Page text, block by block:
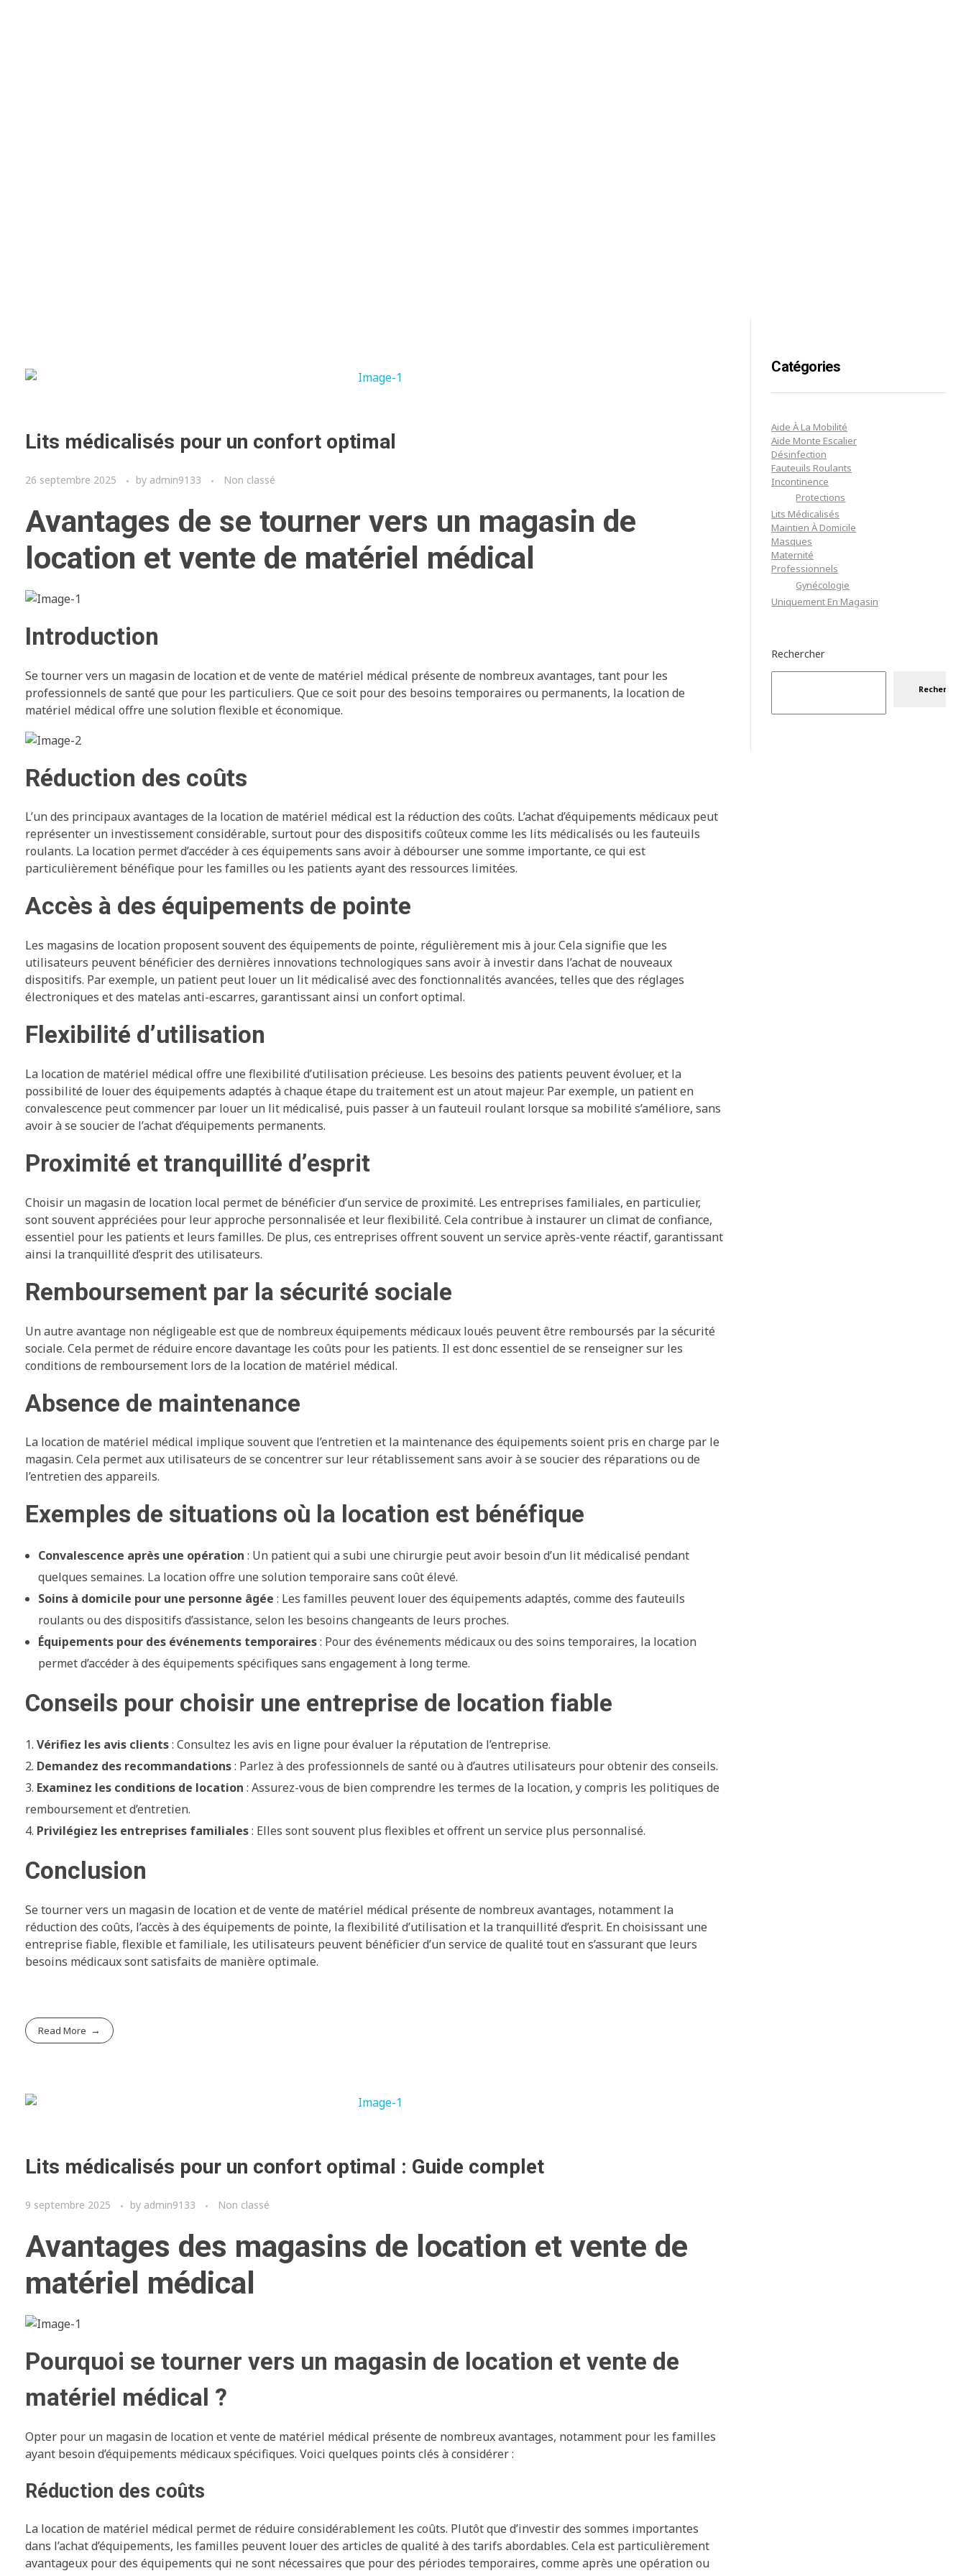
Lits médicalisés pour un confort optimal
26 septembre 2025 by admin9133 Non classé
Avantages de se tourner vers un magasin de
location et vente de matériel médical
Introduction
Se tourner vers un magasin de location et de vente de matériel médical présente de nombreux avantages, tant pour les
professionnels de santé que pour les particuliers. Que ce soit pour des besoins temporaires ou permanents, la location de
matériel médical offre une solution flexible et économique.
Réduction des coûts
L’un des principaux avantages de la location de matériel médical est la réduction des coûts. L’achat d’équipements médicaux peut
représenter un investissement considérable, surtout pour des dispositifs coûteux comme les lits médicalisés ou les fauteuils
roulants. La location permet d’accéder à ces équipements sans avoir à débourser une somme importante, ce qui est
particulièrement bénéfique pour les familles ou les patients ayant des ressources limitées.
Accès à des équipements de pointe
Les magasins de location proposent souvent des équipements de pointe, régulièrement mis à jour. Cela signifie que les
utilisateurs peuvent bénéficier des dernières innovations technologiques sans avoir à investir dans l’achat de nouveaux
dispositifs. Par exemple, un patient peut louer un lit médicalisé avec des fonctionnalités avancées, telles que des réglages
électroniques et des matelas anti-escarres, garantissant ainsi un confort optimal.
Flexibilité d’utilisation
La location de matériel médical offre une flexibilité d’utilisation précieuse. Les besoins des patients peuvent évoluer, et la
possibilité de louer des équipements adaptés à chaque étape du traitement est un atout majeur. Par exemple, un patient en
convalescence peut commencer par louer un lit médicalisé, puis passer à un fauteuil roulant lorsque sa mobilité s’améliore, sans
avoir à se soucier de l’achat d’équipements permanents.
Proximité et tranquillité d’esprit
Choisir un magasin de location local permet de bénéficier d’un service de proximité. Les entreprises familiales, en particulier,
sont souvent appréciées pour leur approche personnalisée et leur flexibilité. Cela contribue à instaurer un climat de confiance,
essentiel pour les patients et leurs familles. De plus, ces entreprises offrent souvent un service après-vente réactif, garantissant
ainsi la tranquillité d’esprit des utilisateurs.
Remboursement par la sécurité sociale
Un autre avantage non négligeable est que de nombreux équipements médicaux loués peuvent être remboursés par la sécurité
sociale. Cela permet de réduire encore davantage les coûts pour les patients. Il est donc essentiel de se renseigner sur les
conditions de remboursement lors de la location de matériel médical.
Absence de maintenance
La location de matériel médical implique souvent que l’entretien et la maintenance des équipements soient pris en charge par le
magasin. Cela permet aux utilisateurs de se concentrer sur leur rétablissement sans avoir à se soucier des réparations ou de
l’entretien des appareils.
Exemples de situations où la location est bénéfique
Convalescence après une opération : Un patient qui a subi une chirurgie peut avoir besoin d’un lit médicalisé pendant
quelques semaines. La location offre une solution temporaire sans coût élevé.
Soins à domicile pour une personne âgée : Les familles peuvent louer des équipements adaptés, comme des fauteuils
roulants ou des dispositifs d’assistance, selon les besoins changeants de leurs proches.
Équipements pour des événements temporaires: Pour des événements médicaux ou des soins temporaires, la location
permet d’accéder à des équipements spécifiques sans engagement à long terme.
Conseils pour choisir une entreprise de location fiable
Vérifiez les avis clients: Consultez les avis en ligne pour évaluer la réputation de l’entreprise.
Demandez des recommandations: Parlez à des professionnels de santé ou à d’autres utilisateurs pour obtenir des conseils.
Examinez les conditions de location : Assurez-vous de bien comprendre les termes de la location, y compris les politiques de
remboursement et d’entretien.
Privilégiez les entreprises familiales: Elles sont souvent plus flexibles et offrent un service plus personnalisé.
Conclusion
Se tourner vers un magasin de location et de vente de matériel médical présente de nombreux avantages, notamment la
réduction des coûts, l’accès à des équipements de pointe, la flexibilité d’utilisation et la tranquillité d’esprit. En choisissant une
entreprise fiable, flexible et familiale, les utilisateurs peuvent bénéficier d’un service de qualité tout en s’assurant que leurs
besoins médicaux sont satisfaits de manière optimale.
Read More
Lits médicalisés pour un confort optimal : Guide complet
9 septembre 2025 by admin9133 Non classé
Avantages des magasins de location et vente de
matériel médical
Pourquoi se tourner vers un magasin de location et vente de
matériel médical ?
Opter pour un magasin de location et vente de matériel médical présente de nombreux avantages, notamment pour les familles
ayant besoin d’équipements médicaux spécifiques. Voici quelques points clés à considérer :
Réduction des coûts
La location de matériel médical permet de réduire considérablement les coûts. Plutôt que d’investir des sommes importantes
dans l’achat d’équipements, les familles peuvent louer des articles de qualité à des tarifs abordables. Cela est particulièrement
avantageux pour des équipements qui ne sont nécessaires que pour des périodes temporaires, comme après une opération ou
Catégories
Aide À La Mobilité
Aide Monte Escalier
Désinfection
Fauteuils Roulants
Incontinence
Protections
Lits Médicalisés
Maintien À Domicile
Masques
Maternité
Professionnels
Gynécologie
Uniquement En Magasin
Rechercher
Rechercher